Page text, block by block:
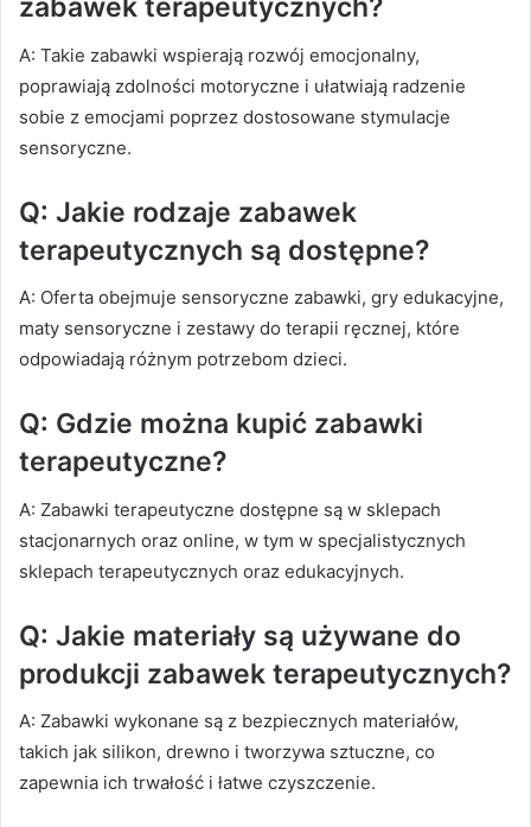
zabawek terapeutycznych?
A: Takie zabawki wspierają rozwój emocjonalny,
poprawiają zdolności motoryczne i ułatwiają radzenie
sobie z emocjami poprzez dostosowane stymulacje
sensoryczne.
Q: Jakie rodzaje zabawek
terapeutycznych są dostępne?
A: Oferta obejmuje sensoryczne zabawki, gry edukacyjne,
maty sensoryczne i zestawy do terapii ręcznej, które
odpowiadają różnym potrzebom dzieci.
Q: Gdzie można kupić zabawki
terapeutyczne?
A: Zabawki terapeutyczne dostępne są w sklepach
stacjonarnych oraz online, w tym w specjalistycznych
sklepach terapeutycznych oraz edukacyjnych.
Q: Jakie materiały są używane do
produkcji zabawek terapeutycznych?
A: Zabawki wykonane są z bezpiecznych materiałów,
takich jak silikon, drewno i tworzywa sztuczne, co
zapewnia ich trwałość i łatwe czyszczenie.